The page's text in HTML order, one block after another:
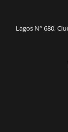
Lagos N° 680,